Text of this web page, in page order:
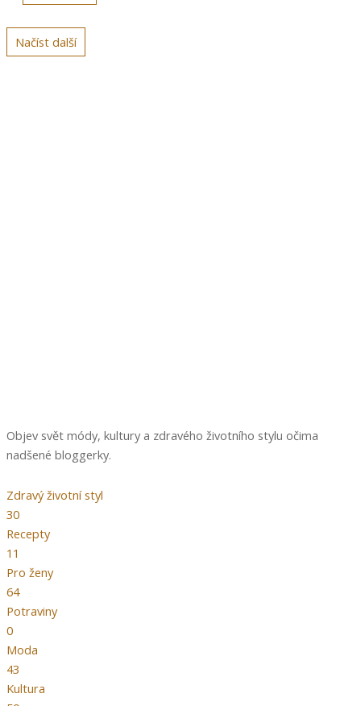
Načíst další
Objev svět módy, kultury a zdravého životního stylu očima
nadšené bloggerky.
Zdravý životní styl
30
Recepty
11
Pro ženy
64
Potraviny
0
Moda
43
Kultura